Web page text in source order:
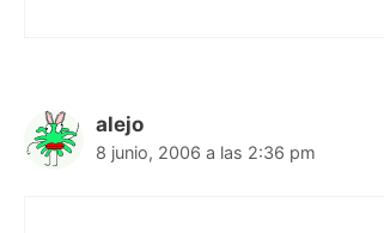
alejo
8 junio, 2006 a las 2:36 pm